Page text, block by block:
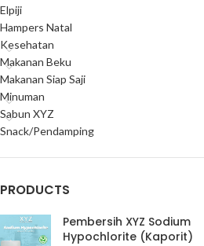
Elpiji
Hampers Natal
Kesehatan
Makanan Beku
Makanan Siap Saji
Minuman
Sabun XYZ
Snack/Pendamping
PRODUCTS
Pembersih XYZ Sodium
Hypochlorite (Kaporit)